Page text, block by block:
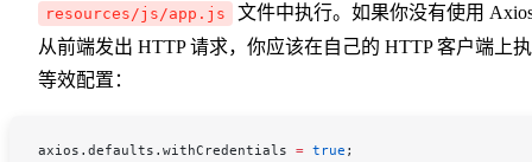
resources/js/app.js
文件中执行。如果你没有使用
从前端发出 HTTP 请求，你应该在自己的 HTTP 客户端上
等效配置：
axios . defaults . withCredentials = true ;